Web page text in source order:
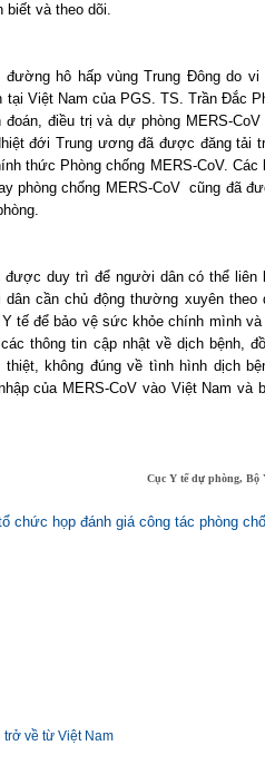
biết và theo dõi.
hô hấp vùng Trung Đông do vi
tại Việt Nam của PGS. TS. Trần Đắc
điều trị và dự phòng MERS-CoV
đới Trung ương đã được đăng tải
thức Phòng chống MERS-CoV. Các
phòng chống MERS-CoV cũng đã
được duy trì để người dân có thể liên
cần chủ động thường xuyên theo
tế để bảo vệ sức khỏe chính mình và
thông tin cập nhật về dịch bệnh,
không đúng về tình hình dịch
của MERS-CoV vào Việt Nam và
Cục Y tế dự phòng, Bộ
chức họp đánh giá công tác phòng
về từ Việt Nam